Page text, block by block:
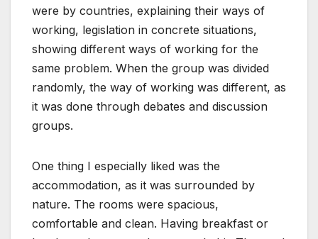
were by countries, explaining their ways of
working, legislation in concrete situations,
showing different ways of working for the
same problem. When the group was divided
randomly, the way of working was different, as
it was done through debates and discussion
groups.
One thing I especially liked was the
accommodation, as it was surrounded by
nature. The rooms were spacious,
comfortable and clean. Having breakfast or